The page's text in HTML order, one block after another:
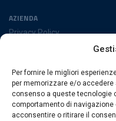
Per fornire le migliori
per memorizzare e/o accedere
consenso a queste tecnologie
comportamento di navigazione
acconsentire o ritirare il
AZIENDA
Privacy Policy
SEGUICI SUI SOCIAL